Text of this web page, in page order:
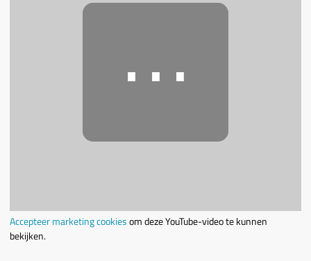
⋯
Accepteer marketing cookiesom deze YouTube-video te kunnen
bekijken.